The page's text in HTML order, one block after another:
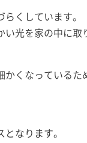
くしています。
光を家の中に取
かくなっているた
なります。